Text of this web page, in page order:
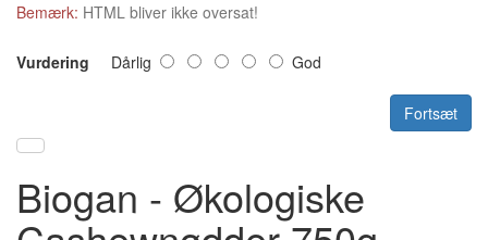
Bemærk: HTML bliver ikke oversat!
Vurdering Dårlig God
Fortsæt
Biogan - Økologiske